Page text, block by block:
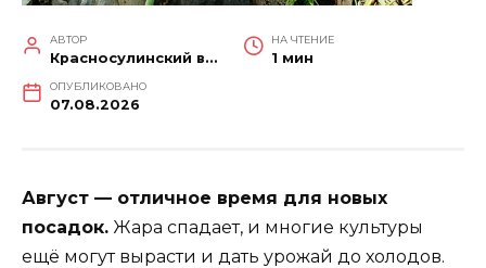
АВТОР
Красносулинский вестник
НА ЧТЕНИЕ
1 мин
ОПУБЛИКОВАНО
07.08.2026
Август — отличное время для новых
посадок. Жара спадает, и многие культуры
ещё могут вырасти и дать урожай до холодов.